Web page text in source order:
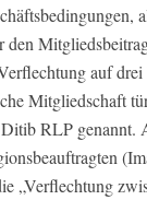
den
auf drei
Mitgliedschaft
RLP genannt.
„Verflechtung